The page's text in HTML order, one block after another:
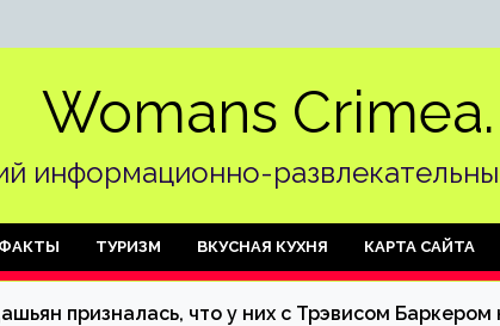
Womans Crimea.
информационно-
ФАКТЫ ТУРИЗМ ВКУСНАЯ КУХНЯ КАРТА САЙТА
призналась, что у них с Трэвисом Баркером